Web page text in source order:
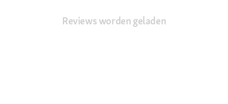
Reviews worden geladen